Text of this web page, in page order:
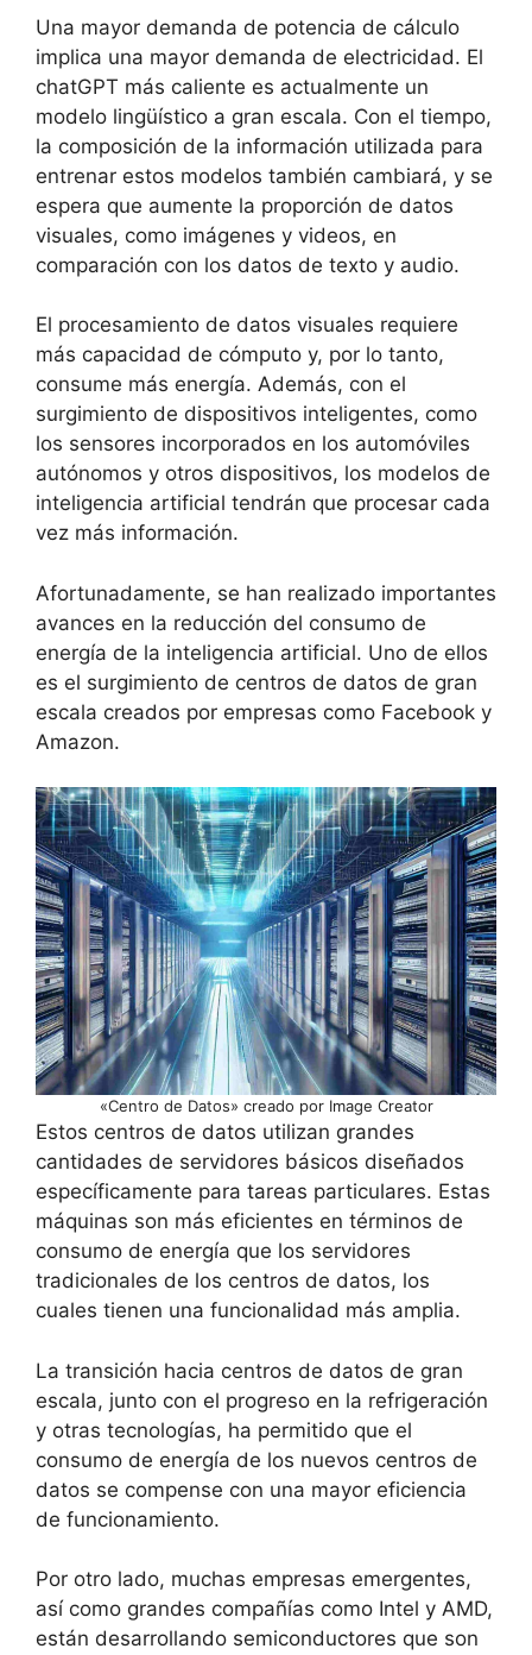
Una mayor demanda de potencia de cálculo
implica una mayor demanda de electricidad. El
chatGPT más caliente es actualmente un
modelo lingüístico a gran escala. Con el tiempo,
la composición de la información utilizada para
entrenar estos modelos también cambiará, y se
espera que aumente la proporción de datos
visuales, como imágenes y videos, en
comparación con los datos de texto y audio.
El procesamiento de datos visuales requiere
más capacidad de cómputo y, por lo tanto,
consume más energía. Además, con el
surgimiento de dispositivos inteligentes, como
los sensores incorporados en los automóviles
autónomos y otros dispositivos, los modelos de
inteligencia artificial tendrán que procesar cada
vez más información.
Afortunadamente, se han realizado importantes
avances en la reducción del consumo de
energía de la inteligencia artificial. Uno de ellos
es el surgimiento de centros de datos de gran
escala creados por empresas como Facebook y
Amazon.
«Centro de Datos» creado por Image Creator
Estos centros de datos utilizan grandes
cantidades de servidores básicos diseñados
específicamente para tareas particulares. Estas
máquinas son más eficientes en términos de
consumo de energía que los servidores
tradicionales de los centros de datos, los
cuales tienen una funcionalidad más amplia.
La transición hacia centros de datos de gran
escala, junto con el progreso en la refrigeración
y otras tecnologías, ha permitido que el
consumo de energía de los nuevos centros de
datos se compense con una mayor eficiencia
de funcionamiento.
Por otro lado, muchas empresas emergentes,
así como grandes compañías como Intel y AMD,
están desarrollando semiconductores que son